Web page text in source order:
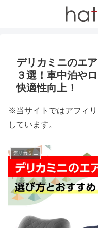
デリカミニのエ
３選！車中泊や
快適性向上！
※当サイトではアフィ
しています。
デリカミニ